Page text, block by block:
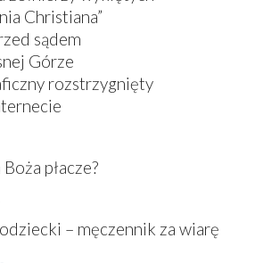
Christiana”
sądem
Górze
rozstrzygnięty
płacze?
– męczennik za wiarę